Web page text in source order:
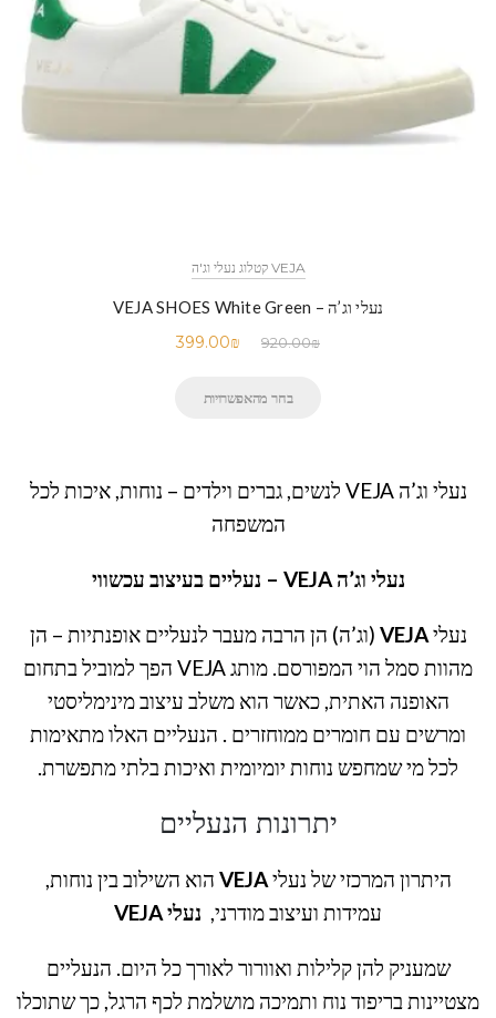
VEJA קטלוג נעלי וג'ה
נעלי וג’ה – VEJA SHOES White Green
920.00₪
399.00₪
בחר מהאפשרויות
נעלי וג’ה VEJA לנשים, גברים וילדים – נוחות, איכות לכל
המשפחה
נעלי וג’ה VEJA – נעליים בעיצוב עכשווי
נעליVEJA (וג’ה) הן הרבה מעבר לנעליים אופנתיות – הן
מהוות סמל הוי המפורסם. מותג VEJA הפך למוביל בתחום
האופנה האתית, כאשר הוא משלב עיצוב מינימליסטי
ומרשים עם חומרים ממוחזרים . הנעליים האלו מתאימות
לכל מי שמחפש נוחות יומיומית ואיכות בלתי מתפשרת.
יתרונות הנעליים
היתרון המרכזי של נעליVEJA הוא השילוב בין נוחות,
עמידות ועיצוב מודרני, נעלי VEJA
שמעניק להן קלילות ואוורור לאורך כל היום. הנעליים
מצטיינות בריפוד נוח ותמיכה מושלמת לכף הרגל, כך שתוכלו